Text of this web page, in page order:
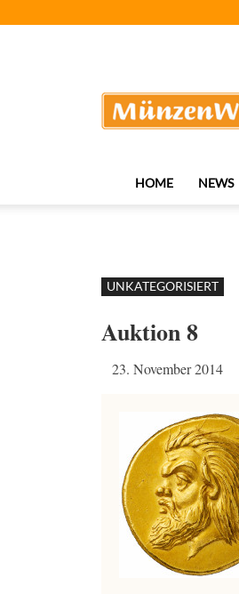
HOME NEWS
UNKATEGORISIERT
Auktion 8
23. November 2014